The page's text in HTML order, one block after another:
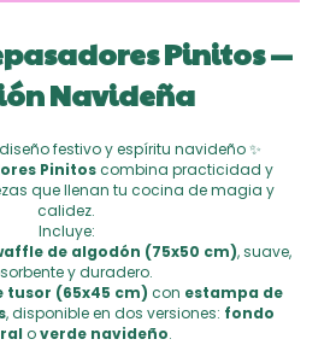
Pinitos —
Navideña
festivo y espíritu navideño ✨
Pinitoscombina practicidad y
que llenan tu cocina de magia y
calidez.
Incluye:
de algodón (75x50 cm), suave,
y duradero.
tusor (65x45 cm) con estampa de
, disponible en dos versiones: fondo
overde navideño.